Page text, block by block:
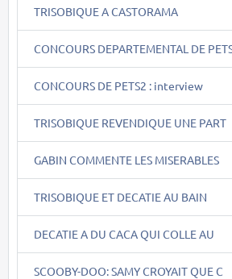
TRISOBIQUE A CASTORAMA
CONCOURS DEPARTEMENTAL DE
CONCOURS DE PETS2 : interview
TRISOBIQUE REVENDIQUE UNE PART
GABIN COMMENTE LES MISERABLES
TRISOBIQUE ET DECATIE AU BAIN
DECATIE A DU CACA QUI COLLE AU
SCOOBY-DOO: SAMY CROYAIT QUE C